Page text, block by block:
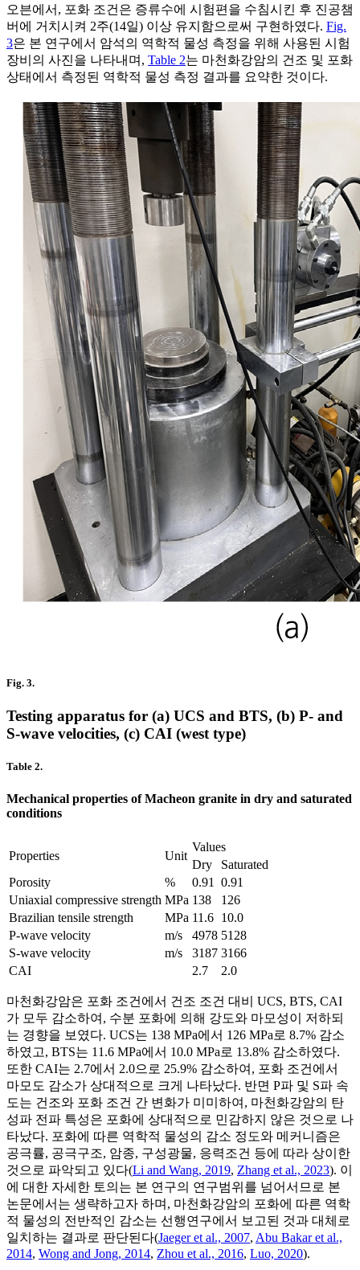
오븐에서, 포화 조건은 증류수에 시험편을 수침시킨 후 진공챔
버에 거치시켜 2주(14일) 이상 유지함으로써 구현하였다. Fig.
3은 본 연구에서 암석의 역학적 물성 측정을 위해 사용된 시험
장비의 사진을 나타내며, Table 2는 마천화강암의 건조 및 포화
상태에서 측정된 역학적 물성 측정 결과를 요약한 것이다.
Fig. 3.
Testing apparatus for (a) UCS and BTS, (b) P- and
S-wave velocities, (c) CAI (west type)
Table 2.
Mechanical properties of Macheon granite in dry and saturated
conditions
Properties Unit
Values
Dry
Saturated
Porosity
% 0.91
0.91
Uniaxial compressive strength MPa 138
126
Brazilian tensile strength
MPa 11.6 10.0
P-wave velocity
m/s 4978 5128
S-wave velocity
m/s 3187 3166
CAI
2.7 2.0
마천화강암은 포화 조건에서 건조 조건 대비 UCS, BTS, CAI
가 모두 감소하여, 수분 포화에 의해 강도와 마모성이 저하되
는 경향을 보였다. UCS는 138 MPa에서 126 MPa로 8.7% 감소
하였고, BTS는 11.6 MPa에서 10.0 MPa로 13.8% 감소하였다.
또한 CAI는 2.7에서 2.0으로 25.9% 감소하여, 포화 조건에서
마모도 감소가 상대적으로 크게 나타났다. 반면 P파 및 S파 속
도는 건조와 포화 조건 간 변화가 미미하여, 마천화강암의 탄
성파 전파 특성은 포화에 상대적으로 민감하지 않은 것으로 나
타났다. 포화에 따른 역학적 물성의 감소 정도와 메커니즘은
공극률, 공극구조, 암종, 구성광물, 응력조건 등에 따라 상이한
것으로 파악되고 있다(Li and Wang, 2019, Zhang et al., 2023). 이
에 대한 자세한 토의는 본 연구의 연구범위를 넘어서므로 본
논문에서는 생략하고자 하며, 마천화강암의 포화에 따른 역학
적 물성의 전반적인 감소는 선행연구에서 보고된 것과 대체로
일치하는 결과로 판단된다(Jaeger et al., 2007, Abu Bakar et al.,
2014, Wong and Jong, 2014, Zhou et al., 2016, Luo, 2020).